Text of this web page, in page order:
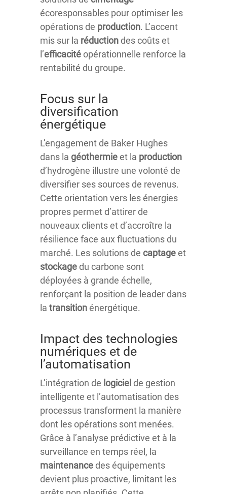
écoresponsables pour optimiser les
opérations de production. L’accent
mis sur la réduction des coûts et
l’efficacitéopérationnelle renforce la
rentabilité du groupe.
Focus sur la
diversification
énergétique
L’engagement de Baker Hughes
dans la géothermieet la production
d’hydrogène illustre une volonté de
diversifier ses sources de revenus.
Cette orientation vers les énergies
propres permet d’attirer de
nouveaux clients et d’accroître la
résilience face aux fluctuations du
marché. Les solutions de captageet
stockage du carbone sont
déployées à grande échelle,
renforçant la position de leader dans
la transitionénergétique.
Impact des technologies
numériques et de
l’automatisation
L’intégration de logiciel de gestion
intelligente et l’automatisation des
processus transforment la manière
dont les opérations sont menées.
Grâce à l’analyse prédictive et à la
surveillance en temps réel, la
maintenance des équipements
devient plus proactive, limitant les